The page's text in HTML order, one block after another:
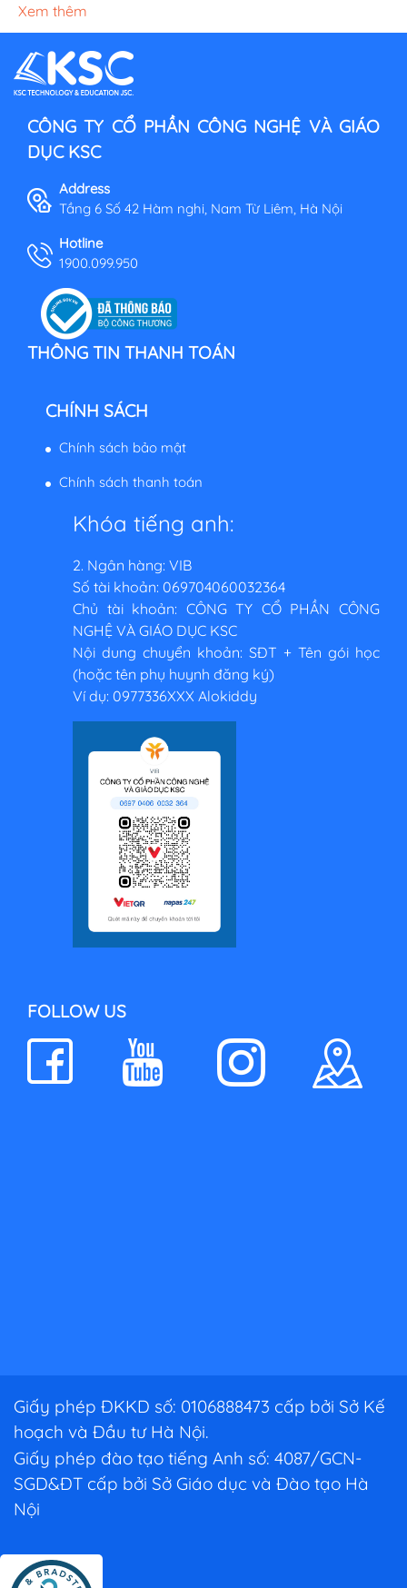
Xem thêm
CÔNG TY CỔ PHẦN CÔNG NGHỆ VÀ GIÁO
DỤC KSC
Address
Tầng 6 Số 42 Hàm nghi, Nam Từ Liêm, Hà Nội
Hotline
1900.099.950
THÔNG TIN THANH TOÁN
CHÍNH SÁCH
Chính sách bảo mật
Chính sách thanh toán
Khóa tiếng anh:
2. Ngân hàng: VIB
Số tài khoản: 069704060032364
Chủ tài khoản: CÔNG TY CỔ PHẦN CÔNG
NGHỆ VÀ GIÁO DỤC KSC
Nội dung chuyển khoản: SĐT + Tên gói học
(hoặc tên phụ huynh đăng ký)
Ví dụ: 0977336XXX Alokiddy
FOLLOW US
Giấy phép ĐKKD số: 0106888473 cấp bởi Sở Kế
hoạch và Đầu tư Hà Nội.
Giấy phép đào tạo tiếng Anh số: 4087/GCN-
SGD&ĐT cấp bởi Sở Giáo dục và Đào tạo Hà
Nội